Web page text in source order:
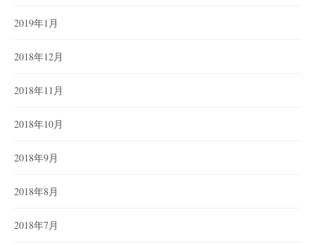
2019年1月
2018年12月
2018年11月
2018年10月
2018年9月
2018年8月
2018年7月